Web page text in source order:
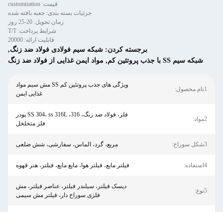
قیمت: customization
جزئیات بسته بندی: جعبه بافته شده
زمان تحویل: 20-25 روز
شرایط پرداخت: T/T
قابلیت ارائه: 20000
برجسته کردن: شبکه سیم فولادی فولاد ضد زنگ,
شبکه سیم SS با جذب پروتئین کم
, مواد ایمن غذایی از فولاد ضد زنگ
1نام محصول:
ویژگی های جذب پروتئین کم SS مش سیم مواد
غذایی ایمن
2مواد:
فلز، فولاد ضد زنگ، 316، SS 304، ss 316L پودر
فلز متخلخل
3شکل سوراخ: مربع، گرد، الماس، سفارشی، شش ضلعی
4استفاده: فیلتر مایع، فیلتر هوا، مایع مایع، فیلتر، هنر قهوه
5نوع:
دیسک فیلتر، سیلندر فیلتر، عناصر فیلتر، مش
فلزی سوراخ دار، فیلتر مش سیمی